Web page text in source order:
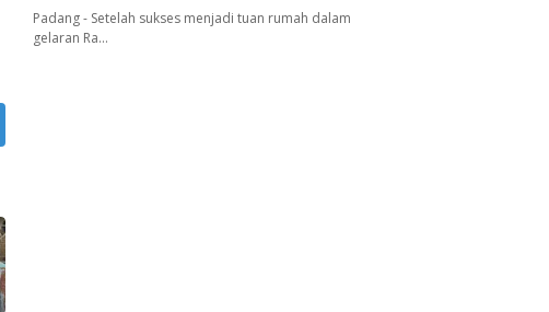
Padang - Setelah sukses menjadi tuan rumah dalam
gelaran Ra…